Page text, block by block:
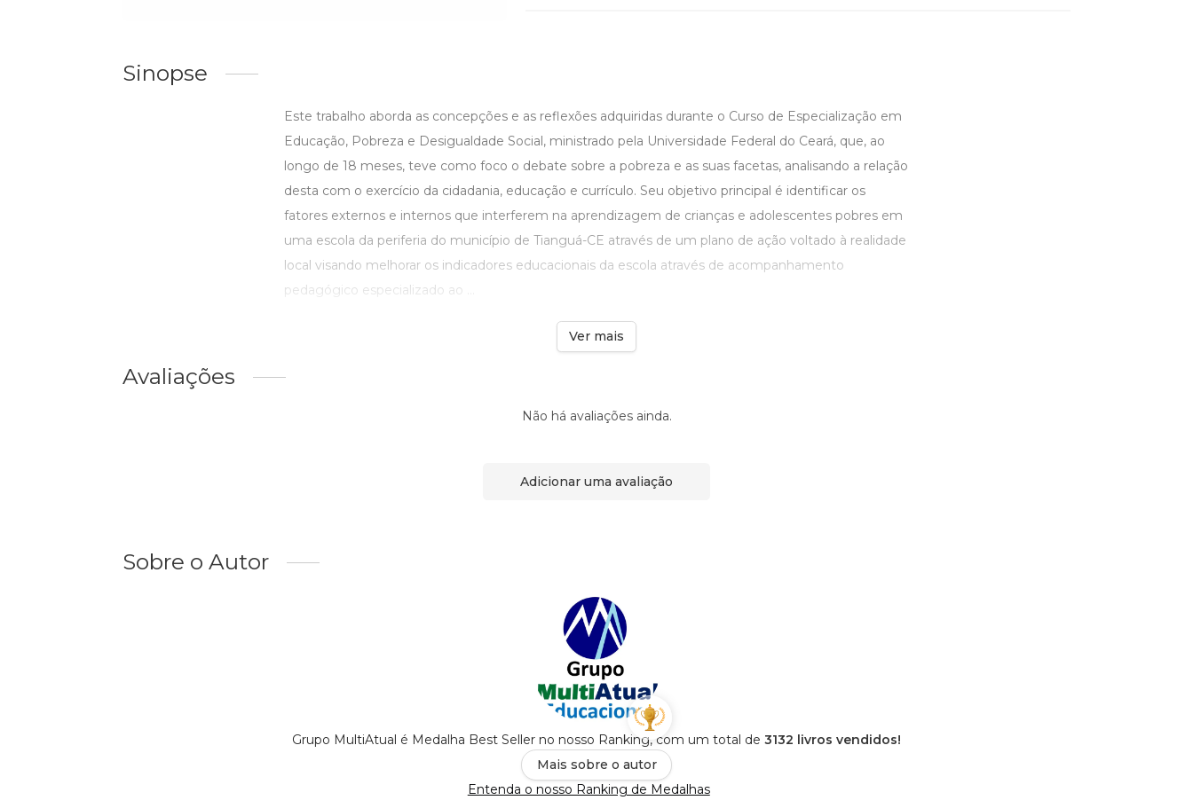
Sinopse
Este trabalho aborda as concepções e as reflexões adquiridas durante o Curso de Especialização em
Educação, Pobreza e Desigualdade Social, ministrado pela Universidade Federal do Ceará, que, ao
longo de 18 meses, teve como foco o debate sobre a pobreza e as suas facetas, analisando a relação
desta com o exercício da cidadania, educação e currículo. Seu objetivo principal é identificar os
fatores externos e internos que interferem na aprendizagem de crianças e adolescentes pobres em
uma escola da periferia do município de Tianguá-CE através de um plano de ação voltado à realidade
local visando melhorar os indicadores educacionais da escola através de acompanhamento
pedagógico especializado ao ...
Ver mais
Avaliações
Não há avaliações ainda.
Adicionar uma avaliação
Sobre o Autor
Grupo MultiAtual é Medalha Best Seller no nosso Ranking, com um total de 3132 livros vendidos!
Mais sobre o autor
Entenda o nosso Ranking de Medalhas